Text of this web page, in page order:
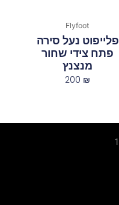
Flyfoot
פלייפוט נעל סירה
פתח צידי שחור
מנצנץ
200 ₪